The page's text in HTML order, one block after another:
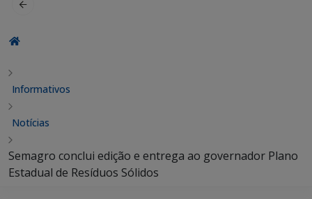
Informativos
Notícias
Semagro conclui edição e entrega ao governador Plano
Estadual de Resíduos Sólidos